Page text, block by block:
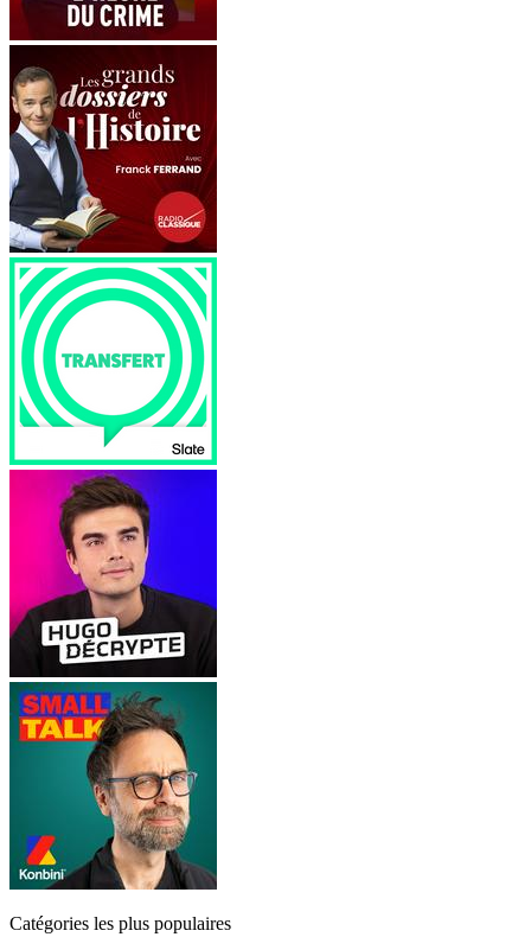
Catégories les plus populaires